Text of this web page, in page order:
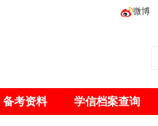
微博
备考资料 学信档案查询